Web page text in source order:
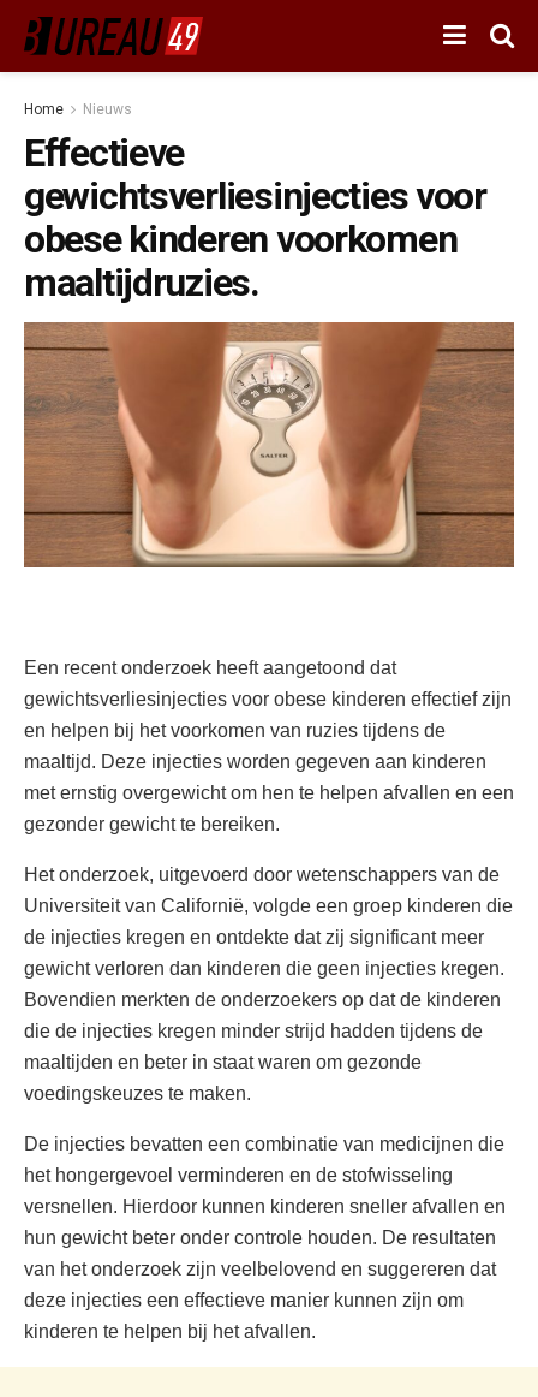
Home Nieuws
Effectieve
gewichtsverliesinjecties voor
obese kinderen voorkomen
maaltijdruzies.
Een recent onderzoek heeft aangetoond dat
gewichtsverliesinjecties voor obese kinderen effectief zijn
en helpen bij het voorkomen van ruzies tijdens de
maaltijd. Deze injecties worden gegeven aan kinderen
met ernstig overgewicht om hen te helpen afvallen en een
gezonder gewicht te bereiken.
Het onderzoek, uitgevoerd door wetenschappers van de
Universiteit van Californië, volgde een groep kinderen die
de injecties kregen en ontdekte dat zij significant meer
gewicht verloren dan kinderen die geen injecties kregen.
Bovendien merkten de onderzoekers op dat de kinderen
die de injecties kregen minder strijd hadden tijdens de
maaltijden en beter in staat waren om gezonde
voedingskeuzes te maken.
De injecties bevatten een combinatie van medicijnen die
het hongergevoel verminderen en de stofwisseling
versnellen. Hierdoor kunnen kinderen sneller afvallen en
hun gewicht beter onder controle houden. De resultaten
van het onderzoek zijn veelbelovend en suggereren dat
deze injecties een effectieve manier kunnen zijn om
kinderen te helpen bij het afvallen.